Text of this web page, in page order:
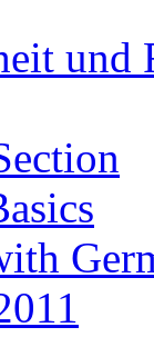
und